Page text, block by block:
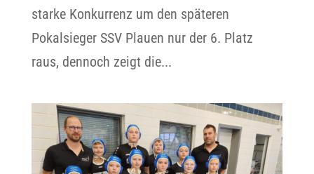
starke Konkurrenz um den späteren
Pokalsieger SSV Plauen nur der 6. Platz
raus, dennoch zeigt die...